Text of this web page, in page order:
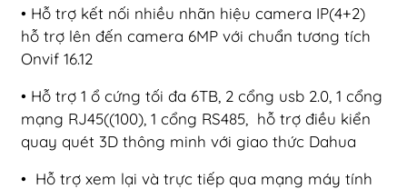
• Hỗ trợ kết nối nhiều nhãn hiệu camera IP(4+2)
hỗ trợ lên đến camera 6MP với chuẩn tương tích
Onvif 16.12
• Hỗ trợ 1 ổ cứng tối đa 6TB, 2 cổng usb 2.0, 1 cổng
mạng RJ45((100), 1 cổng RS485, hỗ trợ điều kiển
quay quét 3D thông minh với giao thức Dahua
• Hỗ trợ xem lại và trực tiếp qua mạng máy tính